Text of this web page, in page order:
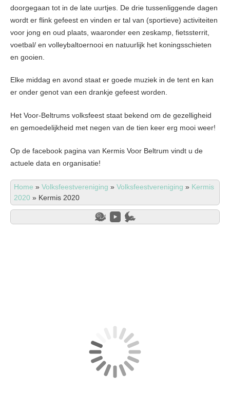
doorgegaan tot in de late uurtjes. De drie tussenliggende dagen
wordt er flink gefeest en vinden er tal van (sportieve) activiteiten
voor jong en oud plaats, waaronder een zeskamp, fietssterrit,
voetbal/ en volleybaltoernooi en natuurlijk het koningsschieten
en gooien.
Elke middag en avond staat er goede muziek in de tent en kan
er onder genot van een drankje gefeest worden.
Het Voor-Beltrums volksfeest staat bekend om de gezelligheid
en gemoedelijkheid met negen van de tien keer erg mooi weer!
Op de facebook pagina van Kermis Voor Beltrum vindt u de
actuele data en organisatie!
Home » Volksfeestvereniging » Volksfeestvereniging » Kermis
2020 » Kermis 2020